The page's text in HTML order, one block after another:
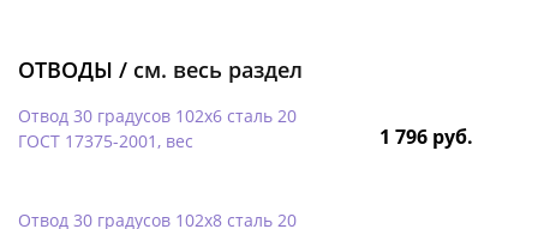
ОТВОДЫ / см. весь раздел
Отвод 30 градусов 102х6 сталь 20
ГОСТ 17375-2001, вес
1 796 руб.
Отвод 30 градусов 102х8 сталь 20